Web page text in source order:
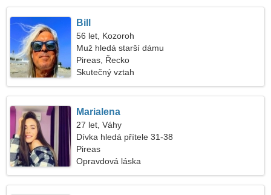
Bill
56 let, Kozoroh
Muž hledá starší dámu
Pireas, Řecko
Skutečný vztah
Marialena
27 let, Váhy
Dívka hledá přítele 31-38
Pireas
Opravdová láska